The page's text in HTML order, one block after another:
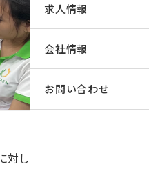
対し
求人情報
会社情報
お問い合わせ